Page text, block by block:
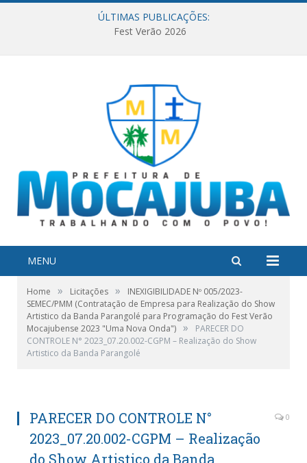
ÚLTIMAS PUBLICAÇÕES:
Fest Verão 2026
MENU
Home » Licitações »
INEXIGIBILIDADE Nº 005/2023-
SEMEC/PMM (Contratação de Empresa para Realização do Show
Artistico da Banda Parangolé para Programação do Fest Verão
Mocajubense 2023 "Uma Nova Onda") »
PARECER DO
CONTROLE N° 2023_07.20.002-CGPM – Realização do Show
Artistico da Banda Parangolé
PARECER DO CONTROLE N°
2023_07.20.002-CGPM – Realização
do Show Artistico da Banda
0